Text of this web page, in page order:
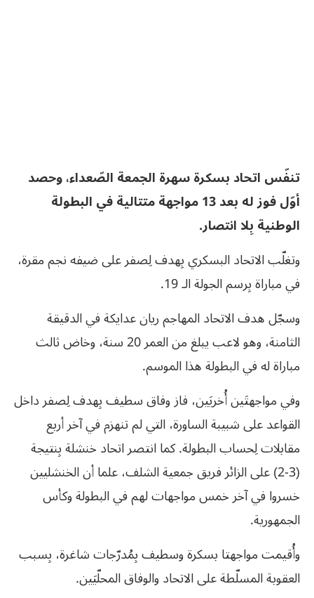
تنفّس اتحاد بسكرة سهرة الجمعة الصّعداء، وحصد
أوّل فوز له بعد 13 مواجهة متتالية في البطولة
الوطنية بِلا انتصار.
وتغلّب الاتحاد البسكري بِهدف لِصفر على ضيفه نجم مقرة،
في مباراة بِرسم الجولة الـ 19.
وسجّل هدف الاتحاد المهاجم ريان عدايكة في الدقيقة
الثامنة، وهو لاعب يبلغ من العمر 20 سنة، وخاض ثالث
مباراة له في البطولة هذا الموسم.
وفي مواجهتَين أُخريَين، فاز وفاق سطيف بِهدف لِصفر داخل
القواعد على شبيبة الساورة، التي لم تنهزم في آخر أربع
مقابلات لِحساب البطولة. كما انتصر اتحاد خنشلة بِنتيجة
(3-2) على الزائر فريق جمعية الشلف، علما أن الخنشليين
خسروا في آخر خمس مواجهات لهم في البطولة وكأس
الجمهورية.
وأُقيمت مواجهتا بسكرة وسطيف بِمُدرّجات شاغرة، بِسبب
العقوبة المسلّطة على الاتحاد والوفاق المحلّيَين.